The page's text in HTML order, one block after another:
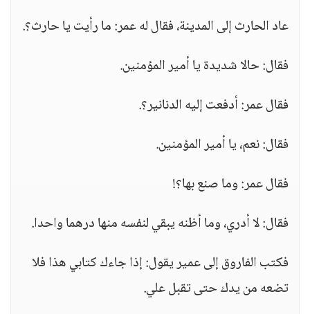
عاد الحارث إلى المدينة، فقال له عمر: ما رأيت يا حارث؟.
فقال: حالا شديدة يا أمير المؤمنين.
فقال عمر: أدفعت إليه الدنانير؟.
فقال: نعم، يا أمير المؤمنين.
فقال عمر: وما صنع بها؟!
فقال: لا أدري، وما أظنه يبقي لنفسه منها درهما واحدا.
فكتب الفاروق إلى عمير يقول: إذا جاءك كتابي هذا فلا
تضعه من يدك حتى تقبل علي.